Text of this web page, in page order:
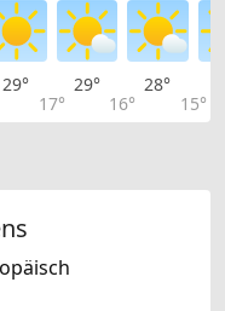
29°
17°
29°
16°
28°
15°